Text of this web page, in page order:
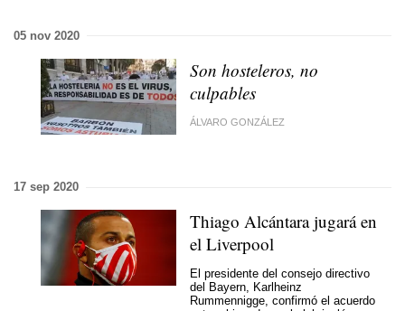
05 nov 2020
Son hosteleros, no
culpables
ÁLVARO GONZÁLEZ
17 sep 2020
Thiago Alcántara jugará en
el Liverpool
El presidente del consejo directivo
del Bayern, Karlheinz
Rummennigge, confirmó el acuerdo